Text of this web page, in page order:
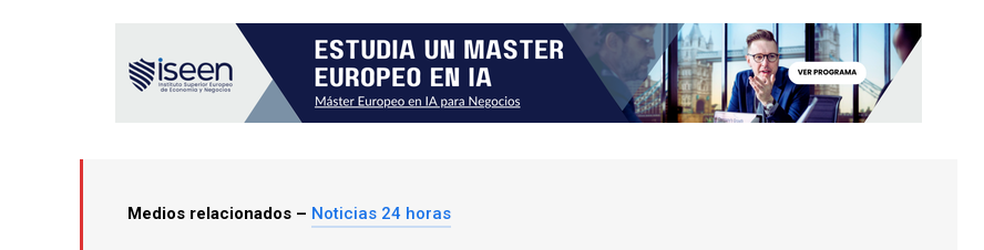
Medios relacionados – Noticias 24 horas